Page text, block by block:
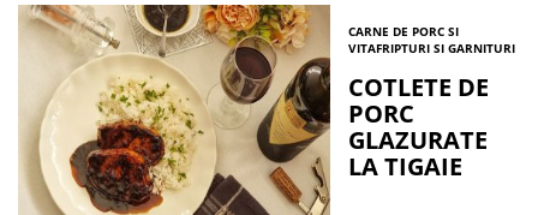
CARNE DE PORC SI
VITAFRIPTURI SI GARNITURI
COTLETE DE
PORC
GLAZURATE
LA TIGAIE